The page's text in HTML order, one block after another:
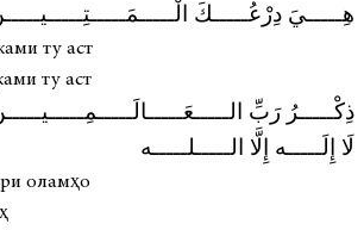
هِـــــيَ دِرْعُـــــكَ
ту аст
ту аст
ذِكْـــــرُ رَبِّ
لَا إِلَـــــه إِلَّا الـــــلـــــه
оламҳо